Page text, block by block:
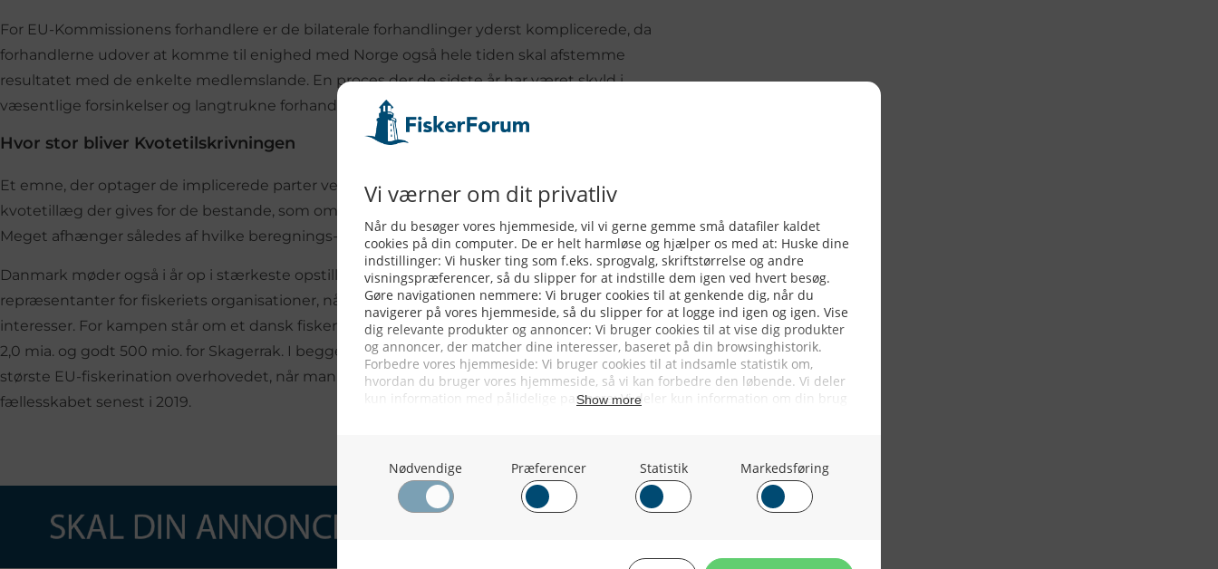
For EU-Kommissionens forhandlere er de bilaterale forhandlinger yderst komplicerede, da
forhandlerne udover at komme til enighed med Norge også hele tiden skal afstemme
resultatet med de enkelte medlemslande. En proces der de sidste år har været skyld i
væsentlige forsinkelser og langtrukne forhandlinger, med megen ventetid for de fleste.
Hvor stor bliver Kvotetilskrivningen
Et emne, der optager de implicerede parter ved de bilaterale forhandlinger, er hvor store
kvotetillæg der gives for de bestande, som omfattes af EU´s landingspligt fra 1. januar 2018.
Meget afhænger således af hvilke beregnings-principper der ligges til grund.
Danmark møder også i år op i stærkeste opstilling med Danmarks Fiskeriforening og andre
repræsentanter for fiskeriets organisationer, når slaget skal slås for danske fiskerieres
interesser. For kampen står om et dansk fiskeri i Nordsøen, der sidste år beløb sig til kroner
2,0 mia. og godt 500 mio. for Skagerrak. I begge farvande er danmark så absolut den
største EU-fiskerination overhovedet, når man fratager briterne i Nordsøen, som forlader
fællesskabet senest i 2019.